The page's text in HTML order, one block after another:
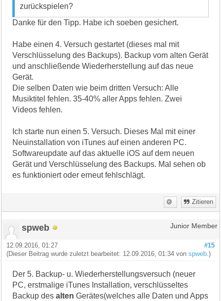
zurückspielen?
Danke für den Tipp. Habe ich soeben gesichert.
Habe einen 4. Versuch gestartet (dieses mal mit
Verschlüsselung des Backups). Backup vom alten Gerät
und anschließende Wiederherstellung auf das neue
Gerät.
Die selben Daten wie beim dritten Versuch: Alle
Musiktitel fehlen. 35-40% aller Apps fehlen. Zwei
Videos fehlen.
Ich starte nun einen 5. Versuch. Dieses Mal mit einer
Neuinstallation von iTunes auf einen anderen PC.
Softwareupdate auf das aktuelle iOS auf dem neuen
Gerät und Verschlüsselung des Backups. Mal sehen ob
es funktioniert oder erneut fehlschlägt.
Zitieren
spweb Junior Member
#15
12.09.2016, 01:27
(Dieser Beitrag wurde zuletzt bearbeitet: 12.09.2016, 01:34 vonspweb .)
Der 5. Backup- u. Wiederherstellungsversuch (neuer
PC, erstmalige iTunes Installation, verschlüsseltes
Backup desalten Gerätes(welches alle Daten und Apps